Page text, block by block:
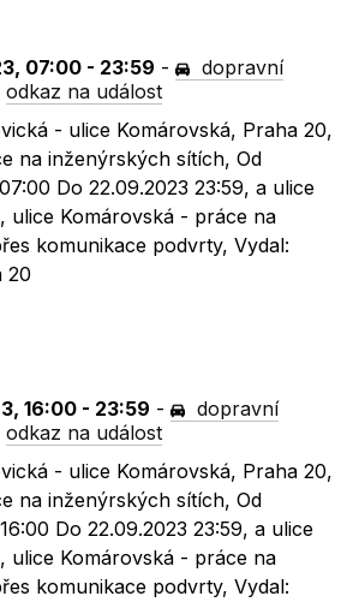
07:00 - 23:59 -
dopravní
odkaz na událost
- ulice Komárovská, Praha 20,
na inženýrských sítích, Od
Do 22.09.2023 23:59, a ulice
ulice Komárovská - práce na
komunikace podvrty, Vydal:
20
16:00 - 23:59 -
dopravní
odkaz na událost
- ulice Komárovská, Praha 20,
na inženýrských sítích, Od
Do 22.09.2023 23:59, a ulice
ulice Komárovská - práce na
komunikace podvrty, Vydal: